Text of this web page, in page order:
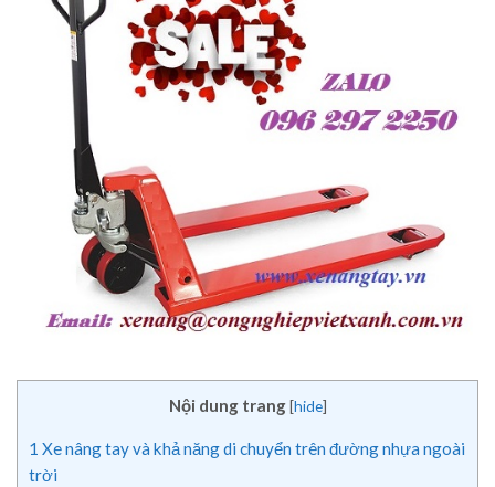
Nội dung trang [hide]
1 Xe nâng tay và khả năng di chuyển trên đường nhựa ngoài
trời